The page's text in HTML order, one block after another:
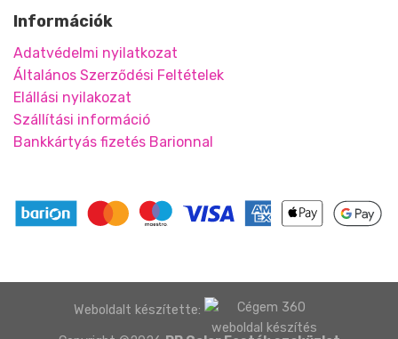
Információk
Adatvédelmi nyilatkozat
Általános Szerződési Feltételek
Elállási nyilakozat
Szállítási információ
Bankkártyás fizetés Barionnal
Weboldalt készítette: